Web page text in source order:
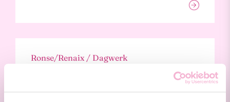
Ronse/Renaix / Dagwerk